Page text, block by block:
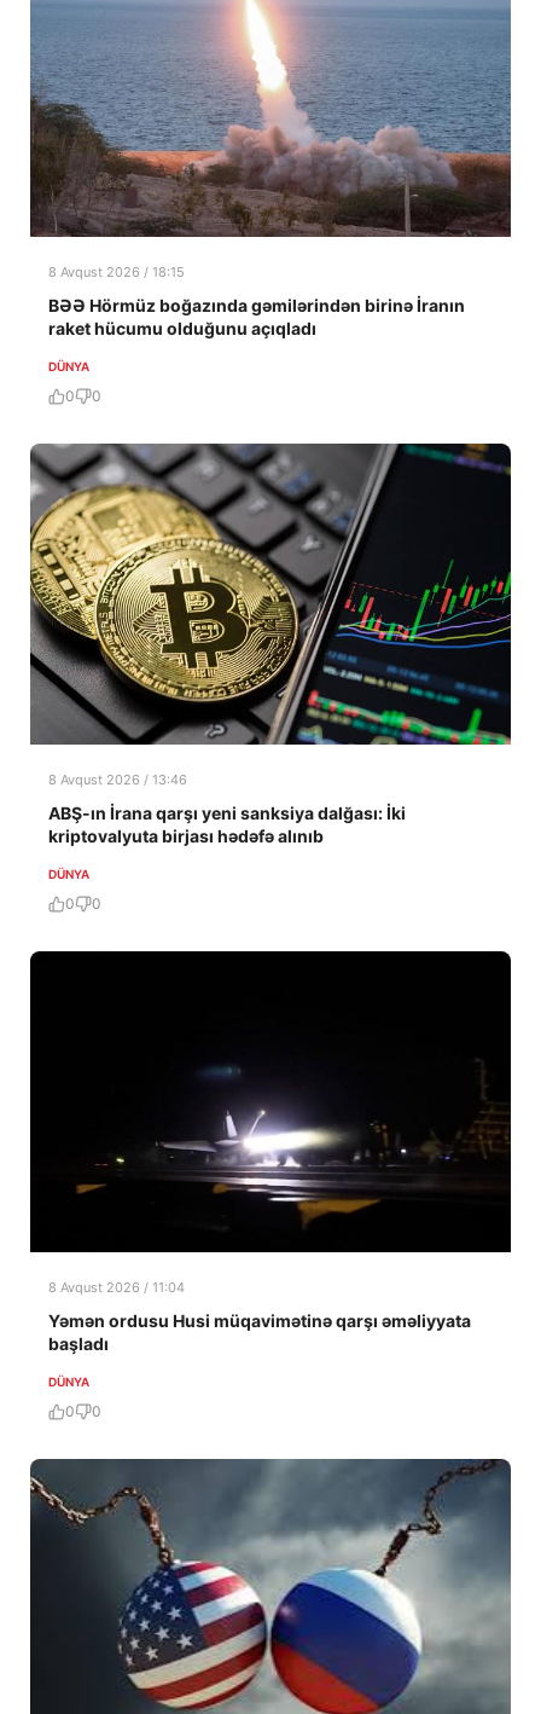
8 Avqust 2026 / 18:15
BƏƏ Hörmüz boğazında gəmilərindən birinə İranın
raket hücumu olduğunu açıqladı
DÜNYA
0 0
8 Avqust 2026 / 13:46
ABŞ-ın İrana qarşı yeni sanksiya dalğası: İki
kriptovalyuta birjası hədəfə alınıb
DÜNYA
0 0
8 Avqust 2026 / 11:04
Yəmən ordusu Husi müqavimətinə qarşı əməliyyata
başladı
DÜNYA
0 0